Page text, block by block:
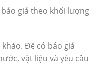
giá theo khối lượng
Để có báo giá
vật liệu và yêu cầu